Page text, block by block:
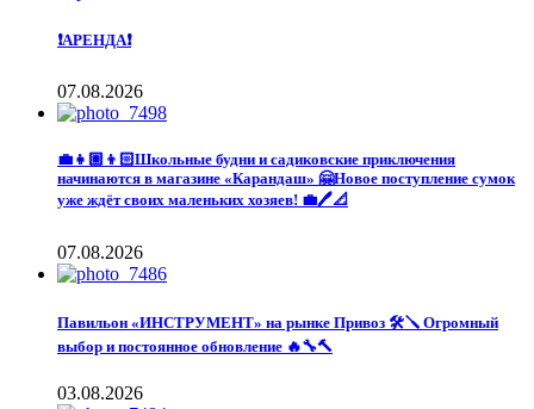
❗️АРЕНДА❗️
07.08.2026
💼👧🏼👦🏻Школьные будни и садиковские приключения
начинаются в магазине «Карандаш» 🤗Новое поступление сумок
уже ждёт своих маленьких хозяев! 💼🖊️📐
07.08.2026
Павильон «ИНСТРУМЕНТ» на рынке Привоз 🛠️🪛 Огромный
выбор и постоянное обновление 🔥🔧🔨
03.08.2026